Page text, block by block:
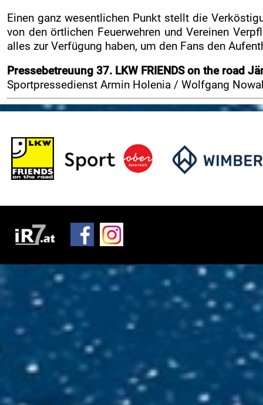
Tickets / Verkaufstellen
Ticket AGB
Rallye-Journal
Zimmernachweis
INFO
RCM
Motorsportclubs
Partner
Live-Resultate
Gemeinden
Zimmernachweis
Tickets / Verkaufstellen
Ticket AGB
Rallye-Journal
Archiv
Einen ganz wesentlichen Punkt stellt die
von den örtlichen Feuerwehren und Vereinen
alles zur Verfügung haben, um den Fans den
Pressebetreuung 37. LKW FRIENDS on the road
Sportpressedienst Armin Holenia / Wolfgang Now